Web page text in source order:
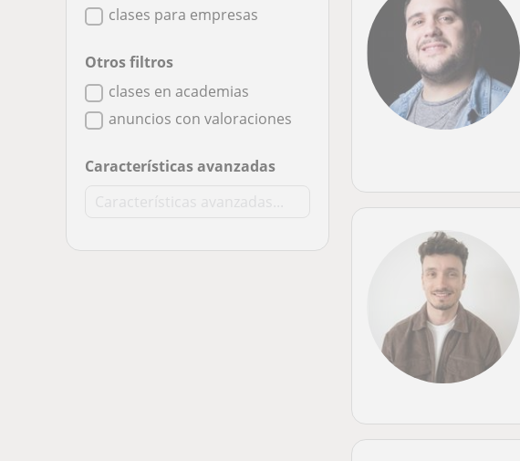
clases para empresas
Otros filtros
clases en academias
anuncios con valoraciones
Características avanzadas